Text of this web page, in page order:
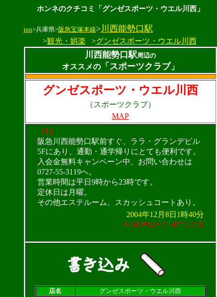
ホンネのクチコミ「グンゼスポーツ・ウエル川西」
top>兵庫県>阪急宝塚本線>川西能勢口駅
>観光・娯楽 >グンゼスポーツ・ウエル川西
川西能勢口駅周辺の
オススメの「スポーツクラブ」
グンゼスポーツ・ウエル川西
（スポーツクラブ）
MAP
（1）
阪急川西能勢口駅前すぐ、ララ・グランデビル
5Fにあり、通勤・通学帰りにとても便利です。
入会金無料キャンペーン中、お問い合わせは
0727-55-3119へ。
営業時間は平日9時から23時です。
定休日は月曜。
その他エステルーム、スカッシュコートあり。
2004年12月8日1時40分
古い記事なので正確性に注意
店名 グンゼスポーツ・ウエル川西